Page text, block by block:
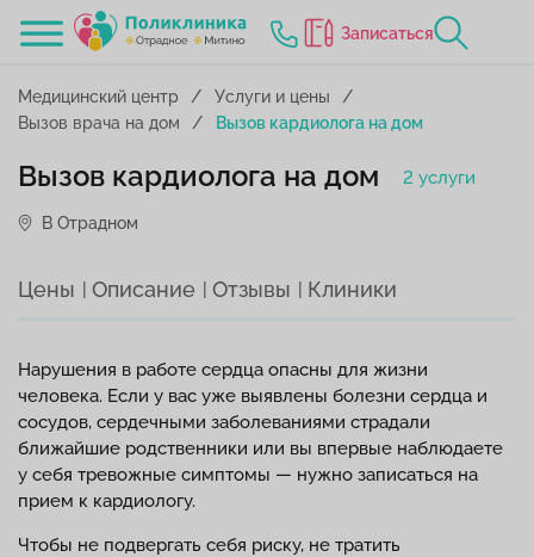
Записаться
Медицинский центр
Услуги и цены
Вызов врача на дом
Вызов кардиолога на дом
Вызов кардиолога на дом 2 услуги
В Отрадном
Цены Описание Отзывы Клиники
Нарушения в работе сердца опасны для жизни
человека. Если у вас уже выявлены болезни сердца и
сосудов, сердечными заболеваниями страдали
ближайшие родственники или вы впервые наблюдаете
у себя тревожные симптомы — нужно записаться на
прием к кардиологу.
Чтобы не подвергать себя риску, не тратить